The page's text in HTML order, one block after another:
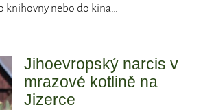
knihovny nebo do kina…
Jihoevropský narcis v
mrazové kotlině na
Jizerce